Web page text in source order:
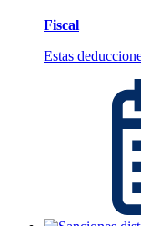
Fiscal
Estas